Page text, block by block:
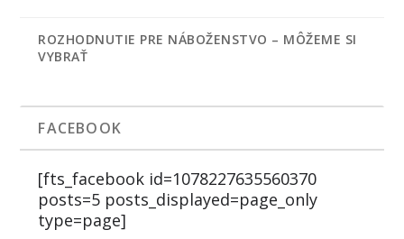
ROZHODNUTIE PRE NÁBOŽENSTVO – MÔŽEME SI
VYBRAŤ
FACEBOOK
[fts_facebook id=1078227635560370
posts=5 posts_displayed=page_only
type=page]